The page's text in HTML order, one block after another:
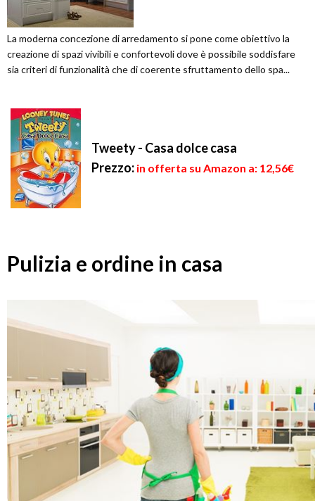
La moderna concezione di arredamento si pone come obiettivo la
creazione di spazi vivibili e confortevoli dove è possibile soddisfare
sia criteri di funzionalità che di coerente sfruttamento dello spa...
Tweety - Casa dolce casa
Prezzo: in offerta su Amazon a: 12,56€
Pulizia e ordine in casa